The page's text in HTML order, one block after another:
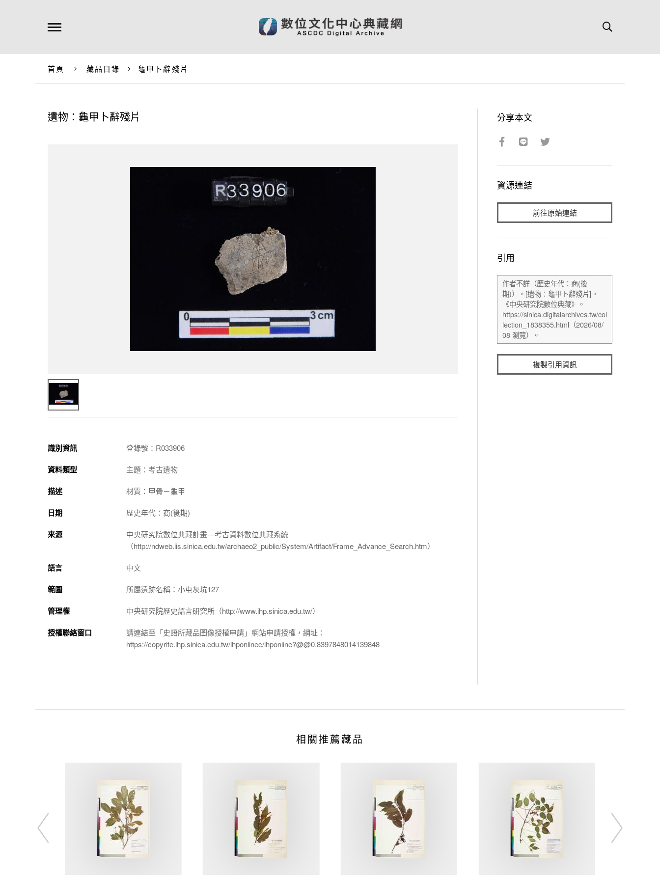
首頁 藏品目錄 龜甲卜辭殘片
遺物：龜甲卜辭殘片
識別資訊 登錄號：R033906
資料類型 主題：考古遺物
描述 材質：甲骨－龜甲
日期 歷史年代：商(後期)
來源
中央研究院數位典藏計畫---考古資料數位典藏系統
（http://ndweb.iis.sinica.edu.tw/archaeo2_public/System/Artifact/Frame_Advance_Search.htm）
語言 中文
範圍 所屬遺跡名稱：小屯灰坑127
管理權 中央研究院歷史語言研究所（http://www.ihp.sinica.edu.tw/）
授權聯絡窗口
請連結至「史語所藏品圖像授權申請」網站申請授權，網址：
https://copyrite.ihp.sinica.edu.tw/ihponlinec/ihponline?@@0.8397848014139848
分享本文
資源連結
前往原始連結
引用
複製引用資訊
相關推薦藏品